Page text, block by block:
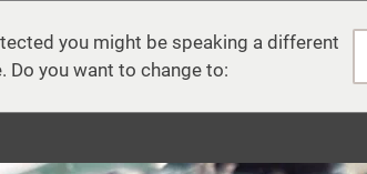
you might be speaking a different
Do you want to change to: